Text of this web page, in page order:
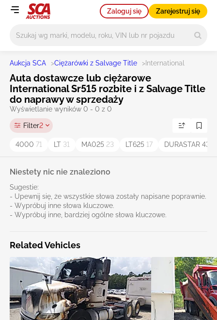
Zaloguj się Zarejestruj się
Aukcja SCA >Ciężarówki z Salvage Title > International
Auta dostawcze lub ciężarowe
International Sr515 rozbite i z Salvage Title
do naprawy w sprzedaży
Wyświetlanie wyników 0 - 0 z 0
Filter2
4000 71 LT 31 MA025 23 LT625 17 DURASTAR
Niestety nic nie znaleziono
Sugestie:
- Upewnij się, że wszystkie słowa zostały napisane poprawnie.
- Wypróbuj inne słowa kluczowe.
- Wypróbuj inne, bardziej ogólne słowa kluczowe.
Related Vehicles